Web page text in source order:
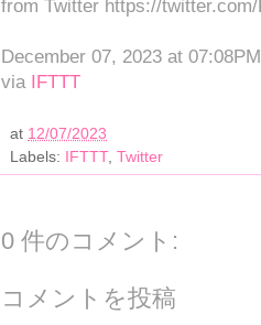
from Twitter https://
December 07, 2023 at 07:08PM
via IFTTT
at 12/07/2023
Labels:
IFTTT, Twitter
0 件のコメント:
コメントを投稿